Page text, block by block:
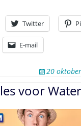
Twitter
E-mail
20
voor